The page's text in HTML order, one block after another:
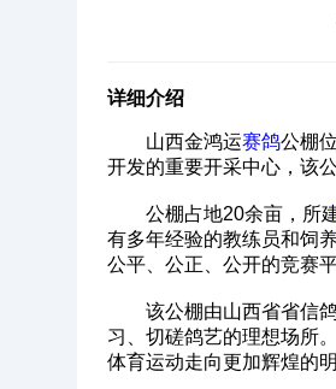
详细介绍
山西金鸿运赛鸽公棚
开发的重要开采中心，该
公棚占地20余亩，所
有多年经验的教练员和饲
公平、公正、公开的竞赛平
该公棚由山西省省信鸽
习、切磋鸽艺的理想场所
体育运动走向更加辉煌的明